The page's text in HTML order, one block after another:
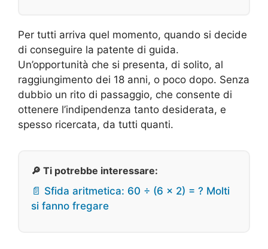
Per tutti arriva quel momento, quando si decide
di conseguire la patente di guida.
Un’opportunità che si presenta, di solito, al
raggiungimento dei 18 anni, o poco dopo. Senza
dubbio un rito di passaggio, che consente di
ottenere l’indipendenza tanto desiderata, e
spesso ricercata, da tutti quanti.
🔎 Ti potrebbe interessare:
📄 Sfida aritmetica: 60 ÷ (6 × 2) = ? Molti
si fanno fregare